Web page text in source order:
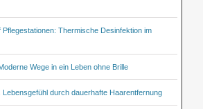
Pflegestationen: Thermische Desinfektion im
Wege in ein Leben ohne Brille
Lebensgefühl durch dauerhafte Haarentfernung